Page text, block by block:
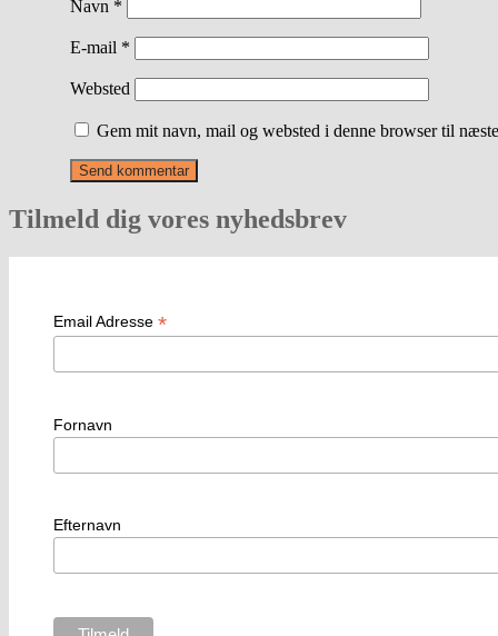
Navn *
E-mail *
Websted
Gem mit navn, mail og websted i denne browser til
Tilmeld dig vores nyhedsbrev
Email Adresse *
Fornavn
Efternavn